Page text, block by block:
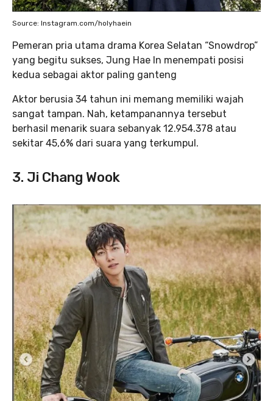
Source: Instagram.com/holyhaein
Pemeran pria utama drama Korea Selatan “Snowdrop”
yang begitu sukses, Jung Hae In menempati posisi
kedua sebagai aktor paling ganteng
Aktor berusia 34 tahun ini memang memiliki wajah
sangat tampan. Nah, ketampanannya tersebut
berhasil menarik suara sebanyak 12.954.378 atau
sekitar 45,6% dari suara yang terkumpul.
3. Ji Chang Wook